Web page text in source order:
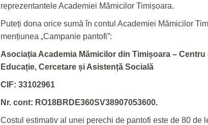
reprezentantele Academiei Mămicilor Timișoara.
Puteți dona orice sumă în contul Academiei Mămicilor
mențiunea „Campanie pantofi”:
Asociația Academia Mămicilor din Timișoara – Centru
Educație, Cercetare și Asistență Socială
CIF: 33102961
Nr. cont: RO18BRDE360SV38907053600.
Costul estimativ al unei perechi de pantofi este de 80 de